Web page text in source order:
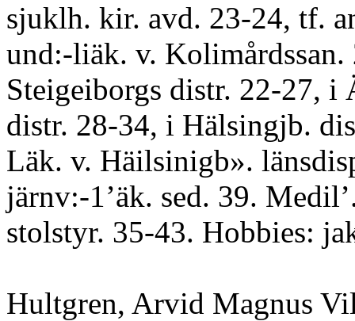
sjuklh. kir. avd. 23-24, tf.
und:-liäk. v.
Steigeiborgs distr. 22-27, i
distr. 28-34, i Hälsingjb.
Läk. v. Häilsinigb».
järnv:-1’äk. sed. 39.
stolstyr. 35-43. Hobbies:
Hultgren, Arvid Magnus